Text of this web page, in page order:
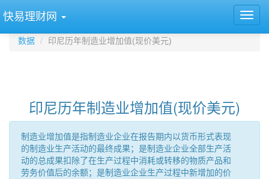
快易理财网
数据 印尼历年制造业增加值(现价美元)
印尼历年制造业增加值(现价美元)
制造业增加值是指制造业企业在报告期内以货币形式表现
的制造业生产活动的最终成果；是制造业企业全部生产活
动的总成果扣除了在生产过程中消耗或转移的物质产品和
劳务价值后的余额；是制造业企业生产过程中新增加的价